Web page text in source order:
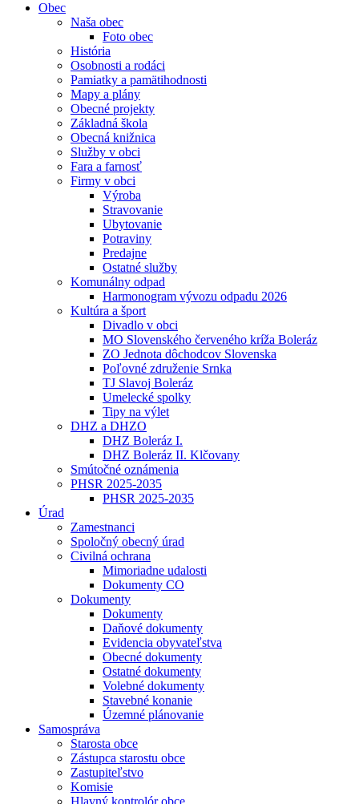
Obec
Naša obec
Foto obec
História
Osobnosti a rodáci
Pamiatky a pamätihodnosti
Mapy a plány
Obecné projekty
Základná škola
Obecná knižnica
Služby v obci
Fara a farnosť
Firmy v obci
Výroba
Stravovanie
Ubytovanie
Potraviny
Predajne
Ostatné služby
Komunálny odpad
Harmonogram vývozu odpadu 2026
Kultúra a šport
Divadlo v obci
MO Slovenského červeného kríža Boleráz
ZO Jednota dôchodcov Slovenska
Poľovné združenie Srnka
TJ Slavoj Boleráz
Umelecké spolky
Tipy na výlet
DHZ a DHZO
DHZ Boleráz I.
DHZ Boleráz II. Klčovany
Smútočné oznámenia
PHSR 2025-2035
PHSR 2025-2035
Úrad
Zamestnanci
Spoločný obecný úrad
Civilná ochrana
Mimoriadne udalosti
Dokumenty CO
Dokumenty
Dokumenty
Daňové dokumenty
Evidencia obyvateľstva
Obecné dokumenty
Ostatné dokumenty
Volebné dokumenty
Stavebné konanie
Územné plánovanie
Samospráva
Starosta obce
Zástupca starostu obce
Zastupiteľstvo
Komisie
Hlavný kontrolór obce